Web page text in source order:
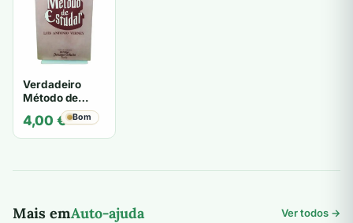
Verdadeiro
Método de
Estudar - Luís
Antônio Verney
4,00 € Bom
Mais emAuto-ajuda Ver todos →